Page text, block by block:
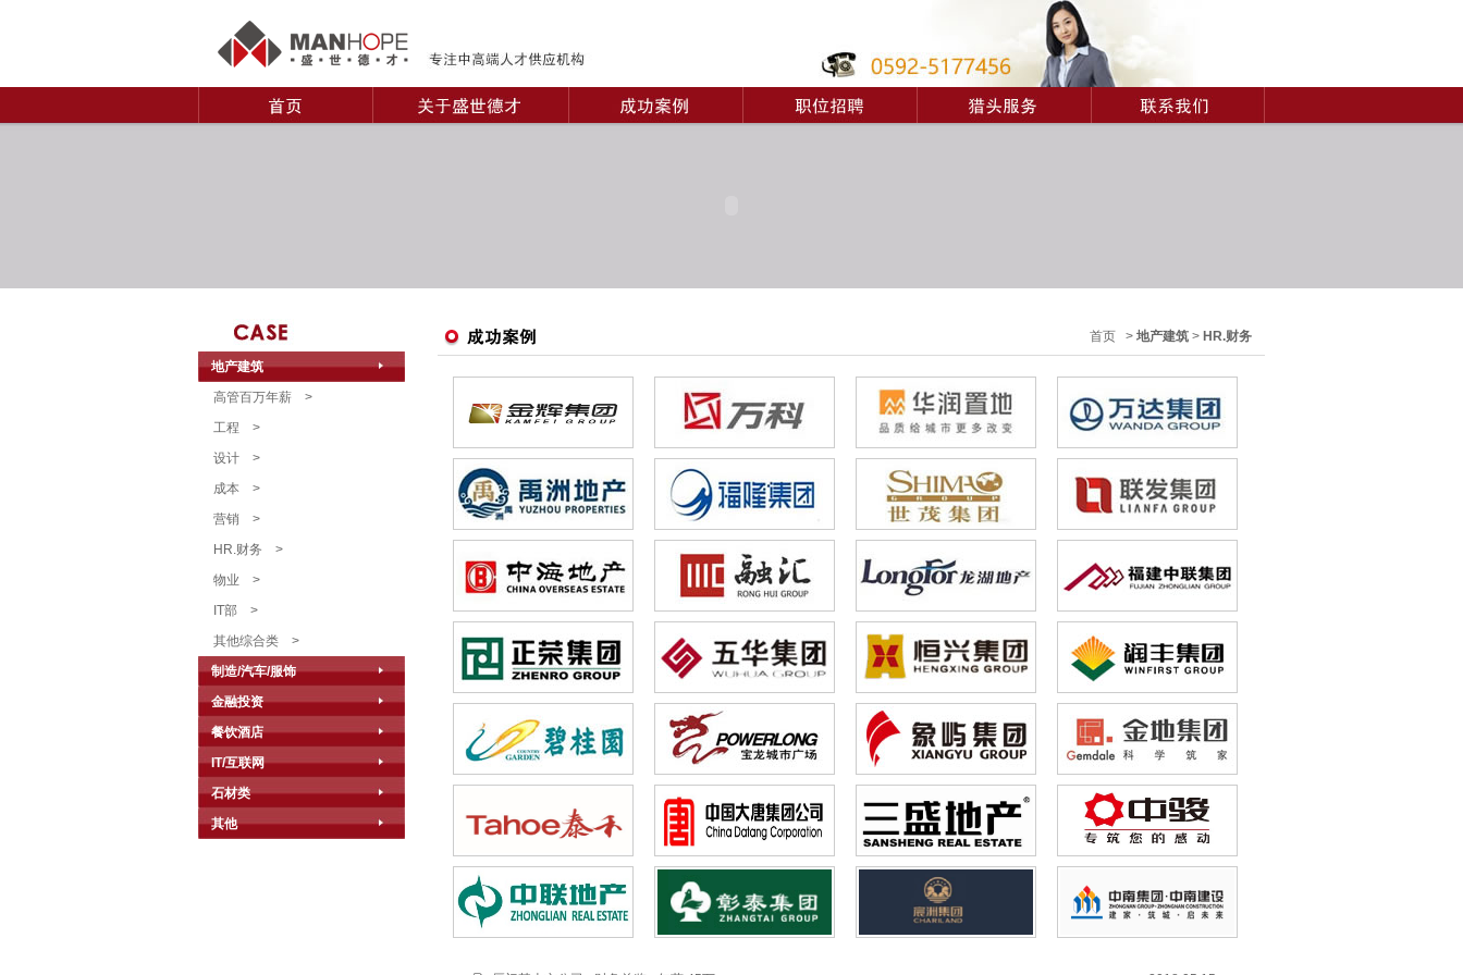
地产建筑
高管百万年薪 >
工程 >
设计 >
成本 >
营销 >
HR.财务 >
物业 >
IT部 >
其他综合类 >
制造/汽车/服饰
金融投资
餐饮酒店
IT/互联网
石材类
其他
首页 > 地产建筑 > HR.财务